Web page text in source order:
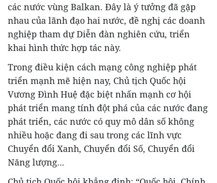
các nước vùng Balkan. Đây là ý tưởng đã gặp
nhau của lãnh đạo hai nước, đề nghị các doanh
nghiệp tham dự Diễn đàn nghiên cứu, triển
khai hình thức hợp tác này.
Trong điều kiện cách mạng công nghiệp phát
triển mạnh mẽ hiện nay, Chủ tịch Quốc hội
Vương Đình Huệ đặc biệt nhấn mạnh cơ hội
phát triển mang tính đột phá của các nước đang
phát triển, các nước có quy mô dân số không
nhiều hoặc đang đi sau trong các lĩnh vực
Chuyển đổi Xanh, Chuyển đổi Số, Chuyển đổi
Năng lượng...